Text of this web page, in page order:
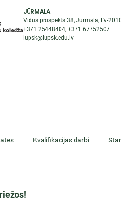
JŪRMALA
Vidus prospekts 38, Jūrmala, LV-
+371 25448404, +371 67752507
lupsk@lupsk.edu.lv
Kvalifikācijas darbi